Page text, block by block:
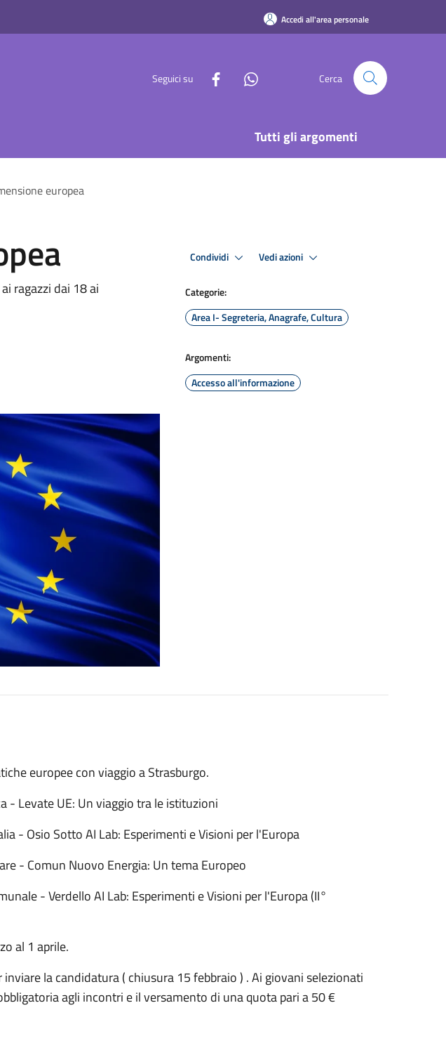
Accedi all'area personale
Seguici su Cerca
Tutti gli argomenti
europea
ragazzi dai 18 ai
Condividi Vedi azioni
Categorie:
Area I- Segreteria, Anagrafe, Cultura
Argomenti:
Accesso all'informazione
europee con viaggio a Strasburgo.
- Levate UE: Un viaggio tra le istituzioni
- Osio Sotto AI Lab: Esperimenti e Visioni per l'Europa
- Comun Nuovo Energia: Un tema Europeo
- Verdello AI Lab: Esperimenti e Visioni per l'Europa (II°
al 1 aprile.
inviare la candidatura ( chiusura 15 febbraio ) . Ai giovani selezionati
agli incontri e il versamento di una quota pari a 50 €